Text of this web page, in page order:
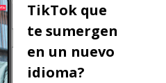
TikTok que
te sumergen
en un nuevo
idioma?